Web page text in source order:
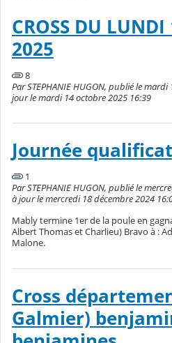
CROSS DU LUNDI
2025
8
Par STEPHANIE HUGON, publié le
jour le mardi 14 octobre 2025 16:39
Journée
1
Par STEPHANIE HUGON, publié le
à jour le mercredi 18 décembre 2024
Mably termine 1er de la poule en
Albert Thomas et Charlieu) Bravo à :
Malone.
Cross
Galmier)